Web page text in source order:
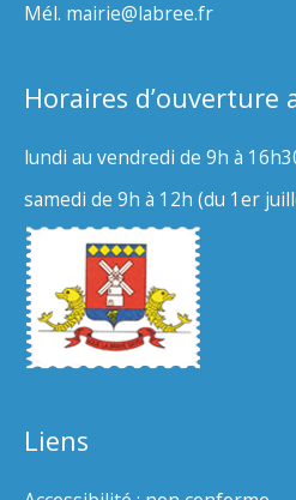
Mél. mairie@labree.fr
Horaires d’ouverture
lundi au vendredi de 9h à
samedi de 9h à 12h (du 1er
Liens